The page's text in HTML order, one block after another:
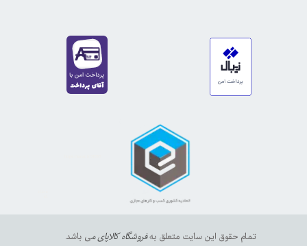
تمام حقوق این سایت متعلق بهفروشگاه کالاپای می باشد.